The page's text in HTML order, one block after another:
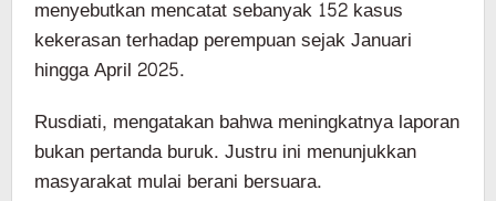
menyebutkan mencatat sebanyak 152 kasus
kekerasan terhadap perempuan sejak Januari
hingga April 2025.
Rusdiati, mengatakan bahwa meningkatnya laporan
bukan pertanda buruk. Justru ini menunjukkan
masyarakat mulai berani bersuara.